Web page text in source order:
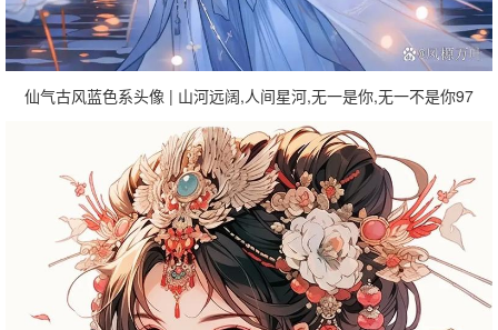
仙气古风蓝色系头像 | 山河远阔,人间星河,无一是你,无一不是你97